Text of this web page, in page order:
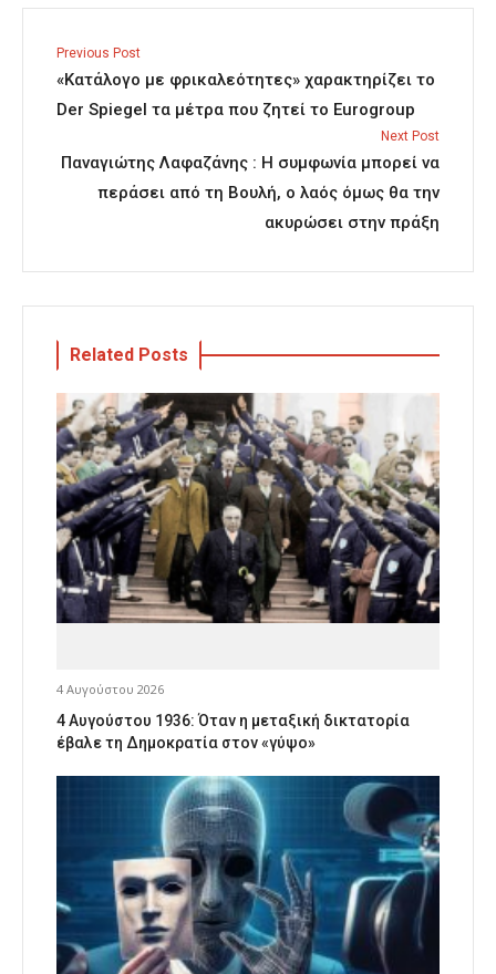
Previous Post
«Κατάλογο με φρικαλεότητες» χαρακτηρίζει το
Der Spiegel τα μέτρα που ζητεί το Eurogroup
Next Post
Παναγιώτης Λαφαζάνης : Η συμφωνία μπορεί να
περάσει από τη Βουλή, ο λαός όμως θα την
ακυρώσει στην πράξη
Related Posts
4 Αυγούστου 2026
4 Αυγούστου 1936: Όταν η μεταξική δικτατορία
έβαλε τη Δημοκρατία στον «γύψο»